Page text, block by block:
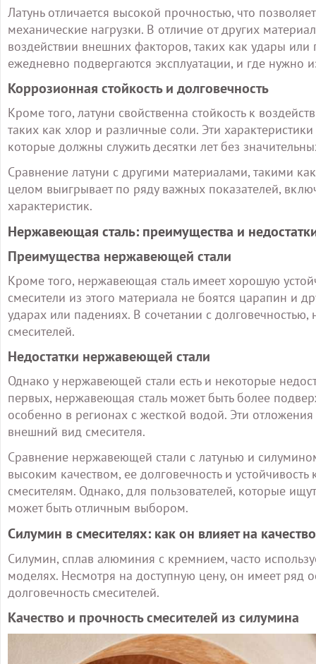
Латунь отличается высокой прочностью, что
механические нагрузки. В отличие от других
воздействии внешних факторов, таких как удары
ежедневно подвергаются эксплуатации, и где
Коррозионная стойкость и долговечность
Кроме того, латуни свойственна стойкость к
таких как хлор и различные соли. Эти
которые должны служить десятки лет без
Сравнение латуни с другими материалами, такими
целом выигрывает по ряду важных показателей,
характеристик.
Нержавеющая сталь: преимущества и
Преимущества нержавеющей стали
Кроме того, нержавеющая сталь имеет хорошую
смесители из этого материала не боятся царапин и
ударах или падениях. В сочетании с
смесителей.
Недостатки нержавеющей стали
Однако у нержавеющей стали есть и некоторые
первых, нержавеющая сталь может быть более
особенно в регионах с жесткой водой. Эти
внешний вид смесителя.
Сравнение нержавеющей стали с латунью и
высоким качеством, ее долговечность и
смесителям. Однако, для пользователей, которые
может быть отличным выбором.
Силумин в смесителях: как он влияет на
Силумин, сплав алюминия с кремнием, часто
моделях. Несмотря на доступную цену, он имеет ряд
долговечность смесителей.
Качество и прочность смесителей из силумина